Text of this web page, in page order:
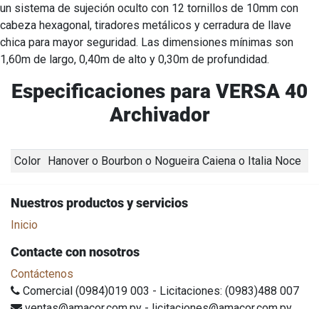
un sistema de sujeción oculto con 12 tornillos de 10mm con
cabeza hexagonal, tiradores metálicos y cerradura de llave
chica para mayor seguridad. Las dimensiones mínimas son
1,60m de largo, 0,40m de alto y 0,30m de profundidad.
Especificaciones para VERSA 40
Archivador
Color Hanovero Bourbono Nogueira Caienao Italia Noce
Nuestros productos y servicios
Inicio
Contacte con nosotros
Contáctenos
Comercial (0984)019 003 - Licitaciones: (0983)488 007